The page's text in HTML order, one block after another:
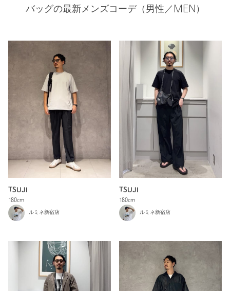
バッグの最新メンズコーデ（男性／MEN）
TSUJI
180cm
ルミネ新宿店
TSUJI
180cm
ルミネ新宿店